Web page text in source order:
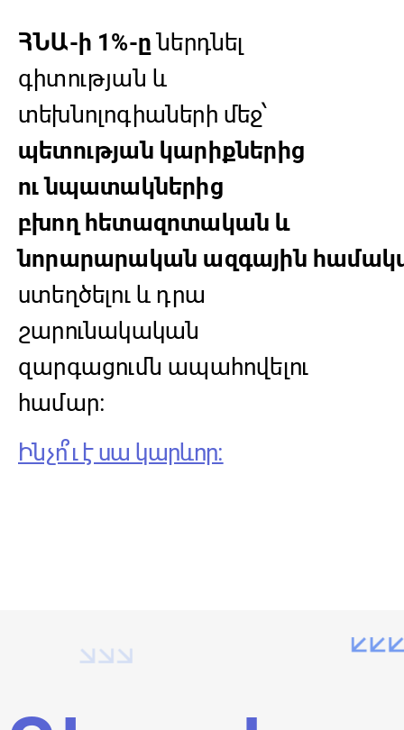
ՀՆԱ-ի 1%-ը ներդնել
գիտության և
տեխնոլոգիաների մեջ՝
պետության կարիքներից
ու նպատակներից
բխող հետազոտական և
նորարարական ազգային
ստեղծելու և դրա
շարունակական
զարգացումն ապահովելու
համար։
Ինչո՞ւ է սա կարևոր։